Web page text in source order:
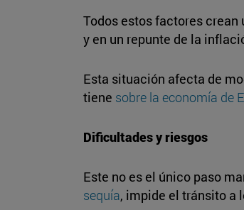
Todos estos factores
y en un repunte de la
Esta situación afecta de
tiene sobre la economía de
Dificultades y riesgos
Este no es el único paso
sequía, impide el tránsito a